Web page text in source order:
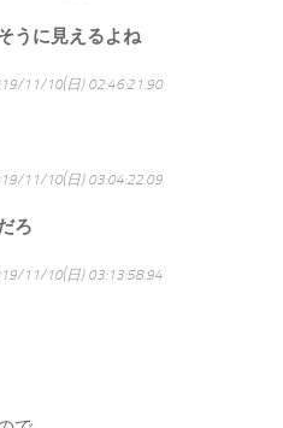
うに見えるよね
11/10(日) 02:46:21.90
11/10(日) 03:04:22.09
ろ
11/10(日) 03:13:58.94